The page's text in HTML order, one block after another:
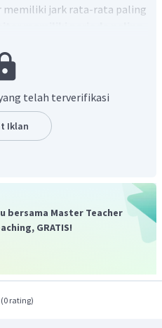
memiliki jark rata-rata paling
telah terverifikasi
Iklan
bersama Master Teacher
GRATIS!
(0 rating)